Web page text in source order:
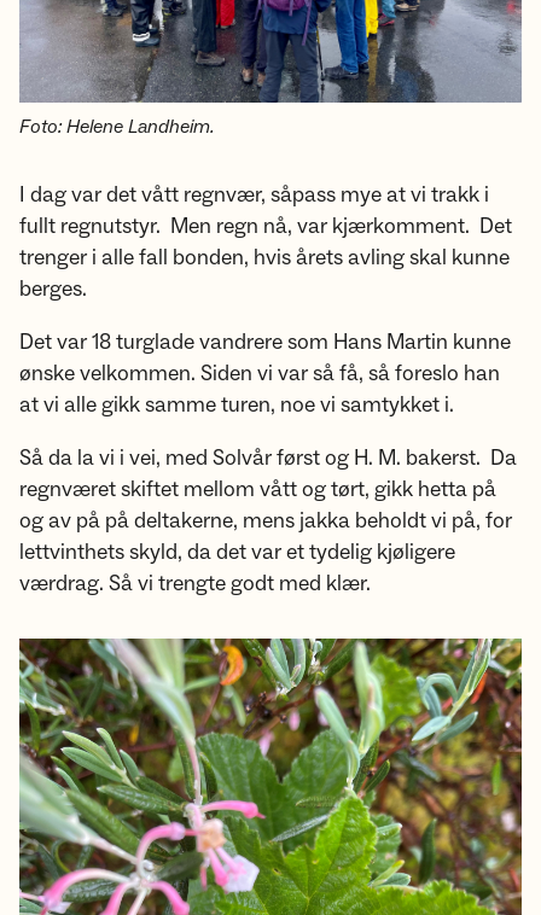
Foto: Helene Landheim.
I dag var det vått regnvær, såpass mye at vi trakk i
fullt regnutstyr. Men regn nå, var kjærkomment. Det
trenger i alle fall bonden, hvis årets avling skal kunne
berges.
Det var 18 turglade vandrere som Hans Martin kunne
ønske velkommen. Siden vi var så få, så foreslo han
at vi alle gikk samme turen, noe vi samtykket i.
Så da la vi i vei, med Solvår først og H. M. bakerst. Da
regnværet skiftet mellom vått og tørt, gikk hetta på
og av på på deltakerne, mens jakka beholdt vi på, for
lettvinthets skyld, da det var et tydelig kjøligere
værdrag. Så vi trengte godt med klær.